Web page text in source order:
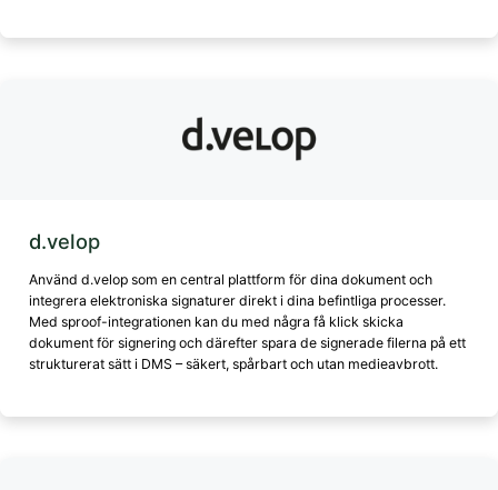
d.velop
Använd d.velop som en central plattform för dina dokument och
integrera elektroniska signaturer direkt i dina befintliga processer.
Med sproof-integrationen kan du med några få klick skicka
dokument för signering och därefter spara de signerade filerna på ett
strukturerat sätt i DMS – säkert, spårbart och utan medieavbrott.